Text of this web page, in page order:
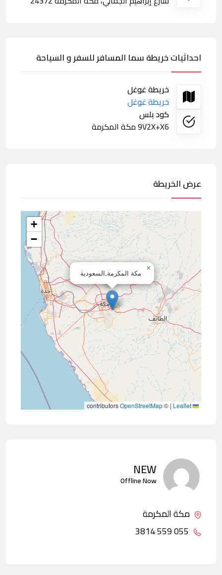
احداثيات خريطة سما المسافر للسفر و السياحة
خريطة غوغل
خريطة غوغل
كود بلس
9V2X+X6 مكة المكرمة
عرض الخريطة
مكة المكرمة,السعودية
×
+
−
|
©
OpenStreetMap
contributors
NEW
Offline Now
مكة المكرمة